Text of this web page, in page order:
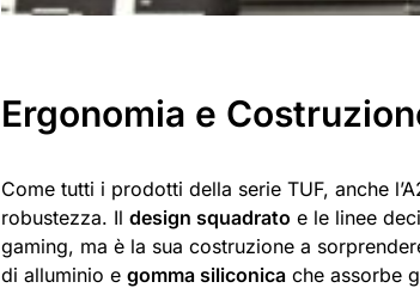
Ergonomia e
Come tutti i prodotti della serie TUF, anche
robustezza. Il design squadrato e le linee
gaming, ma è la sua costruzione a
di alluminio e gomma siliconica che assorbe